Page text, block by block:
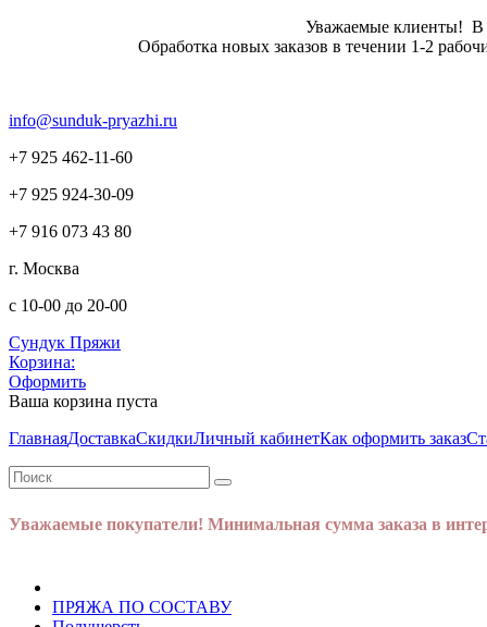
Уважаемые клиенты! В
Обработка новых заказов в
info@sunduk-pryazhi.ru
+7 925 462-11-60
+7 925 924-30-09
+7 916 073 43 80
г. Москва
с 10-00 до 20-00
Сундук Пряжи
Корзина:
Оформить
Ваша корзина пуста
ГлавнаяДоставкаСкидкиЛичный кабинетКак оформить заказ
Уважаемые покупатели! Минимальная сумма заказа в
ПРЯЖА ПО СОСТАВУ